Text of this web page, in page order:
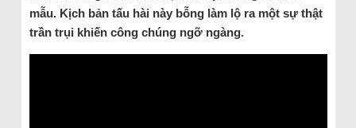
mẫu. Kịch bản tấu hài này bỗng làm lộ ra một sự thật
trần trụi khiến công chúng ngỡ ngàng.